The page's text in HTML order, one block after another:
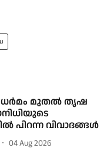
ധര്‍മം മുതല്‍ തൃഷ
പിറന്ന വിവാദങ്ങള്‍
04 Aug 2026